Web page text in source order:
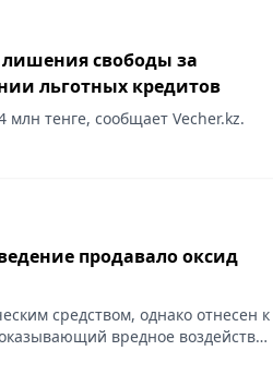
свободы за
льготных кредитов
тенге, сообщает Vecher.kz.
продавало оксид
средством, однако отнесен к
вредное воздействие
Vecher.kz.